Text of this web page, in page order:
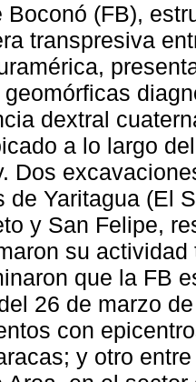
Boconó (FB),
transpresiva
dextral
a lo largo
Dos
de Yaritagua (El
y San Felipe,
su
que la FB
26 de marzo
con
y otro